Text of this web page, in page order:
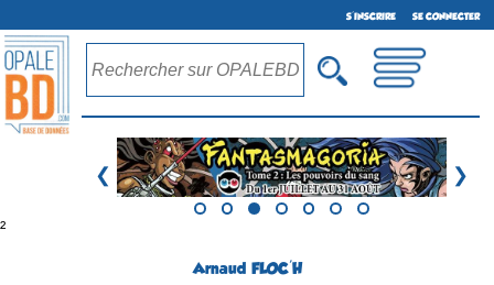
S'INSCRIRE SE CONNECTER
❮ ❯
²
Arnaud FLOC'H